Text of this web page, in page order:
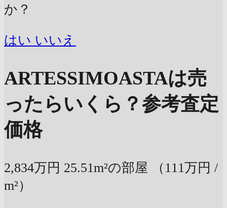
か？
はい いいえ
ARTESSIMOASTAは売
ったらいくら？参考査定
価格
2,834万円 25.51m²の部屋
（111万円 /
m²）